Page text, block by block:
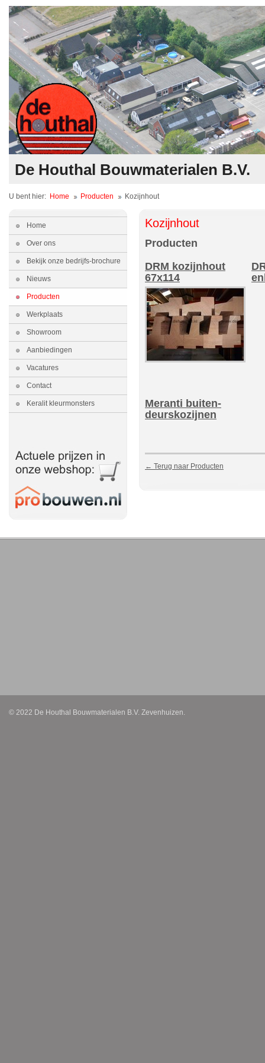
De Houthal Bouwmaterialen B.V.
U bent hier: Home Producten Kozijnhout
Home
Over ons
Bekijk onze bedrijfs-brochure
Nieuws
Producten
Werkplaats
Showroom
Aanbiedingen
Vacatures
Contact
Keralit kleurmonsters
Kozijnhout
Producten
DRM kozijnhout
67x114
Meranti buiten-
deurskozijnen
← Terug naar Producten
© 2022 De Houthal Bouwmaterialen B.V. Zevenhuizen.